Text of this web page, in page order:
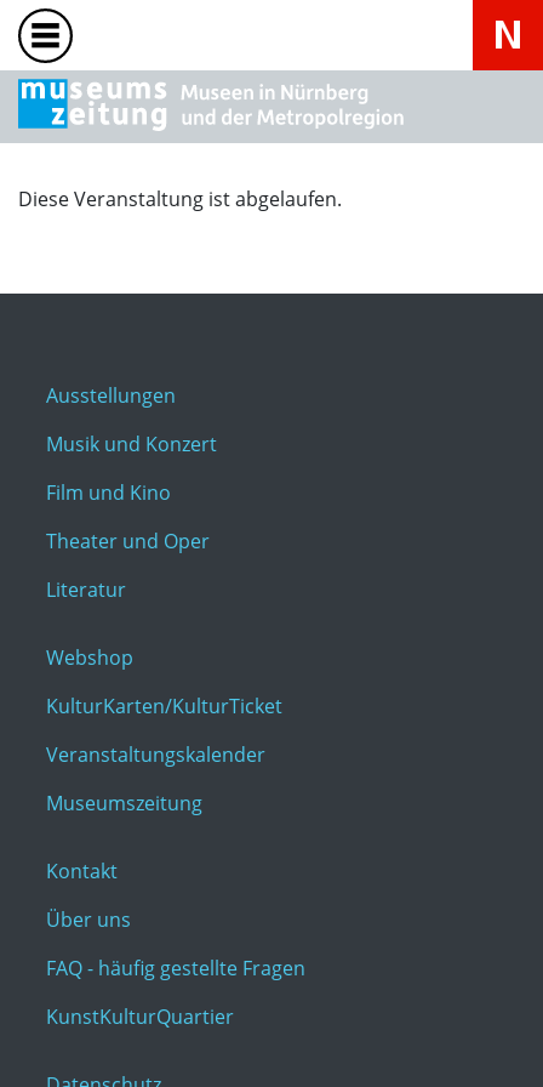
Diese Veranstaltung ist abgelaufen.
Ausstellungen
Musik und Konzert
Film und Kino
Theater und Oper
Literatur
Webshop
KulturKarten/KulturTicket
Veranstaltungskalender
Museumszeitung
Kontakt
Über uns
FAQ - häufig gestellte Fragen
KunstKulturQuartier